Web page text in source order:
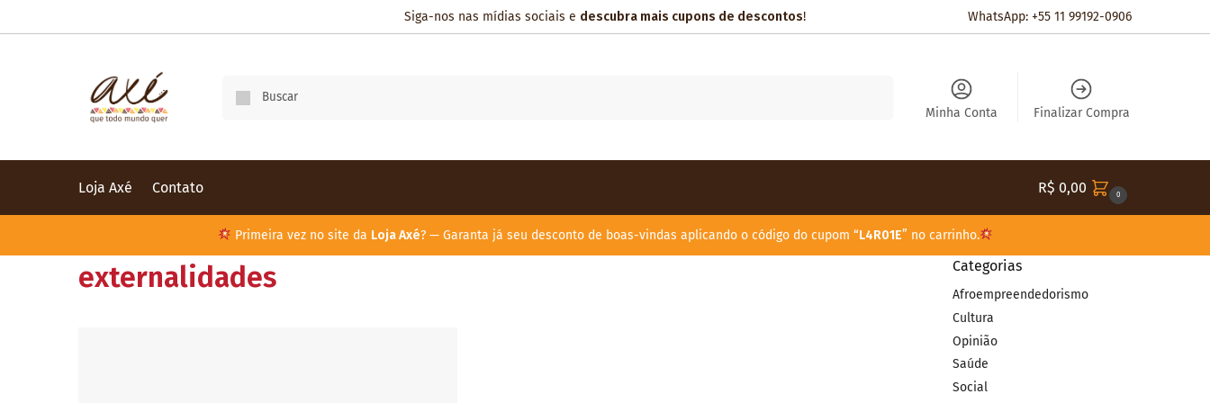
Siga-nos nas mídias sociais e descubra mais cupons de descontos! WhatsApp: +55 11 99192-0906
Minha Conta Finalizar Compra
Loja Axé Contato R$ 0,00 0
Primeira vez no site da Loja Axé? — Garanta já seu desconto de boas-vindas aplicando o código do cupom “L4R01E” no carrinho.
externalidades Categorias
Afroempreendedorismo
Cultura
Opinião
Saúde
Social